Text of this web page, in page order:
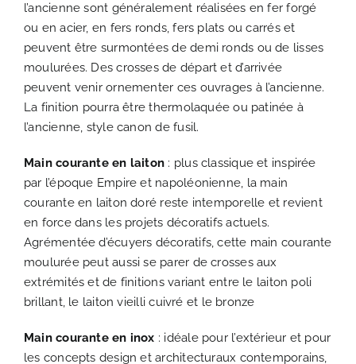
l’ancienne sont généralement réalisées en fer forgé
ou en acier, en fers ronds, fers plats ou carrés et
peuvent être surmontées de demi ronds ou de lisses
moulurées. Des crosses de départ et d’arrivée
peuvent venir ornementer ces ouvrages à l’ancienne.
La finition pourra être thermolaquée ou patinée à
l’ancienne, style canon de fusil.
Main courante en laiton : plus classique et inspirée
par l’époque Empire et napoléonienne, la main
courante en laiton doré reste intemporelle et revient
en force dans les projets décoratifs actuels.
Agrémentée d’écuyers décoratifs, cette main courante
moulurée peut aussi se parer de crosses aux
extrémités et de finitions variant entre le laiton poli
brillant, le laiton vieilli cuivré et le bronze
Main courante en inox : idéale pour l’extérieur et pour
les concepts design et architecturaux contemporains,